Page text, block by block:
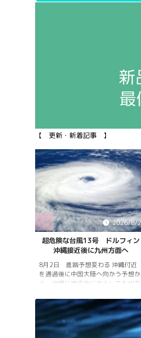
【 更新・新着記事 】
2026/8/2
超危険な台風13号 ドルフィン
沖縄接近後に九州方面へ
8月2日 進路予想変わる 沖縄付近
を通過後に中国大陸へ向かう予想か
ら、沖縄に接近後に北上して九州方
庁
ヨーロッ
パ中期予報センター 気象庁 8月
31日 6:00 8月30日 5:20 8月1日